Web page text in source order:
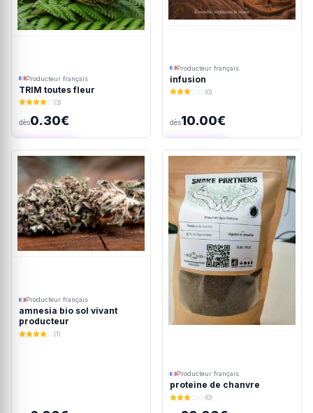
Producteur français
TRIM toutes fleur
(3)
dès0.30€
Ajout rapide
Producteur français
infusion
(0)
dès10.00€
Ajout rapide
Producteur français
amnesia bio sol vivant
producteur
(1)
Producteur français
proteine de chanvre
(0)